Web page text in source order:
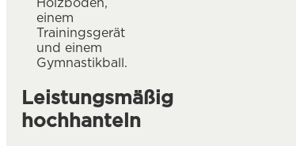
Leistungsmäßig
hochhanteln